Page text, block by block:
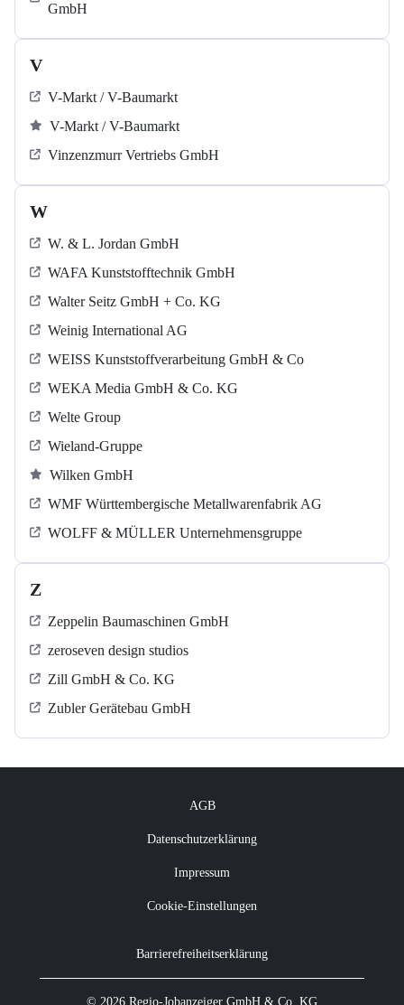
GmbH
V
V-Markt / V-Baumarkt
V-Markt / V-Baumarkt
Vinzenzmurr Vertriebs GmbH
W
W. & L. Jordan GmbH
WAFA Kunststofftechnik GmbH
Walter Seitz GmbH + Co. KG
Weinig International AG
WEISS Kunststoffverarbeitung GmbH & Co
WEKA Media GmbH & Co. KG
Welte Group
Wieland-Gruppe
Wilken GmbH
WMF Württembergische Metallwarenfabrik AG
WOLFF & MÜLLER Unternehmensgruppe
Z
Zeppelin Baumaschinen GmbH
zeroseven design studios
Zill GmbH & Co. KG
Zubler Gerätebau GmbH
AGB
Datenschutzerklärung
Impressum
Cookie-Einstellungen
Barrierefreiheitserklärung
© 2026 Regio-Jobanzeiger GmbH & Co. KG